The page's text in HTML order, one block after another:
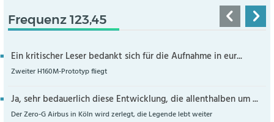
Frequenz 123,45
Ein kritischer Leser bedankt sich für die Aufnahme in eur...
Zweiter H160M-Prototyp fliegt
Ja, sehr bedauerlich diese Entwicklung, die allenthalben um ...
Der Zero-G Airbus in Köln wird zerlegt, die Legende lebt weiter